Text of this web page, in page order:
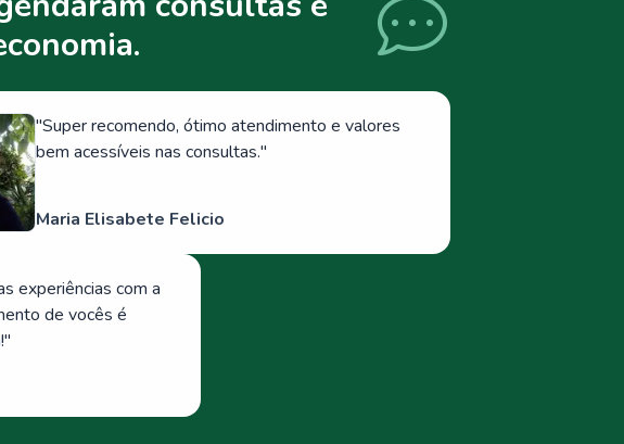
"Super recomendo, ótimo atendimento e valores
bem acessíveis nas consultas."
Maria Elisabete Felicio
experiências com a
de vocês é
"